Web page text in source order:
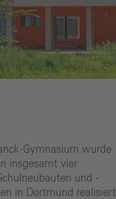
Gymnasium wurde
insgesamt vier
und -
in Dortmund